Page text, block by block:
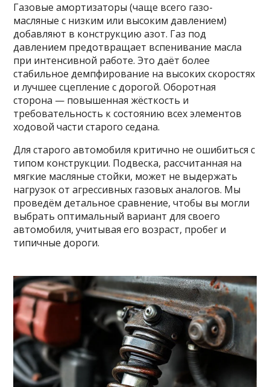
Газовые амортизаторы (чаще всего газо-
масляные с низким или высоким давлением)
добавляют в конструкцию азот. Газ под
давлением предотвращает вспенивание масла
при интенсивной работе. Это даёт более
стабильное демпфирование на высоких скоростях
и лучшее сцепление с дорогой. Оборотная
сторона — повышенная жёсткость и
требовательность к состоянию всех элементов
ходовой части старого седана.
Для старого автомобиля критично не ошибиться с
типом конструкции. Подвеска, рассчитанная на
мягкие масляные стойки, может не выдержать
нагрузок от агрессивных газовых аналогов. Мы
проведём детальное сравнение, чтобы вы могли
выбрать оптимальный вариант для своего
автомобиля, учитывая его возраст, пробег и
типичные дороги.